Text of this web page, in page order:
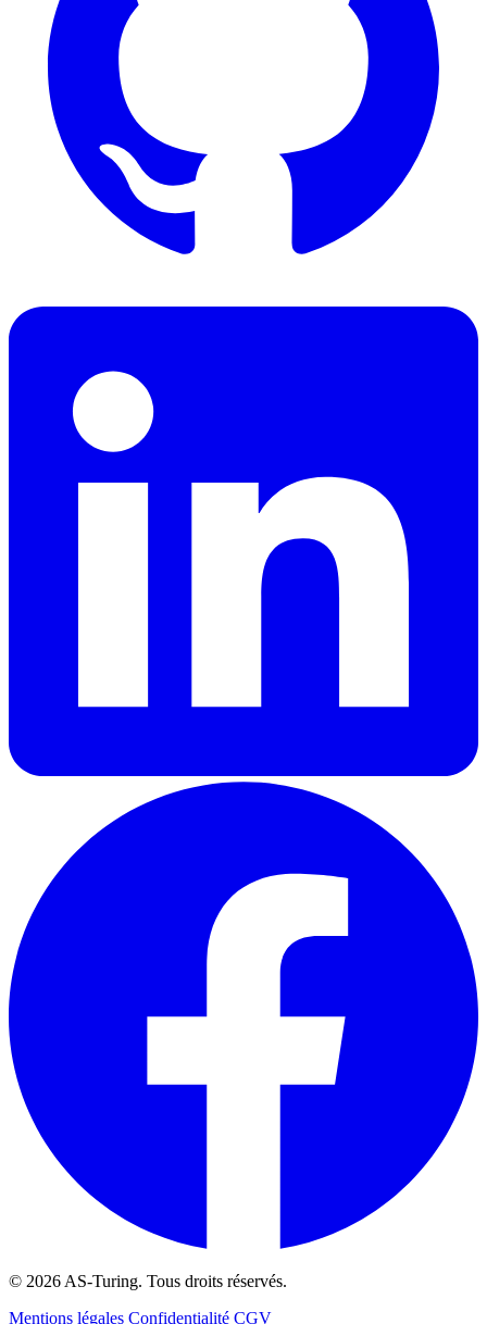
© 2026 AS-Turing. Tous droits réservés.
Mentions légales Confidentialité CGV